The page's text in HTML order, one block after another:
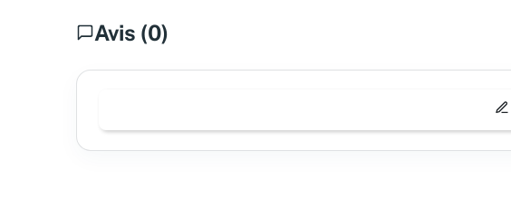
Avis (0)